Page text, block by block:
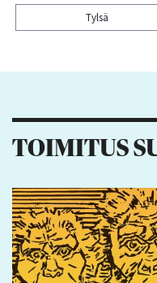
Tylsä
TOIMITUS